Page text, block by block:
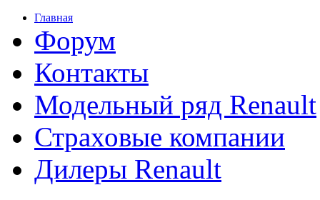
Главная
Форум
Контакты
Модельный ряд Renault
Страховые компании
Дилеры Renault